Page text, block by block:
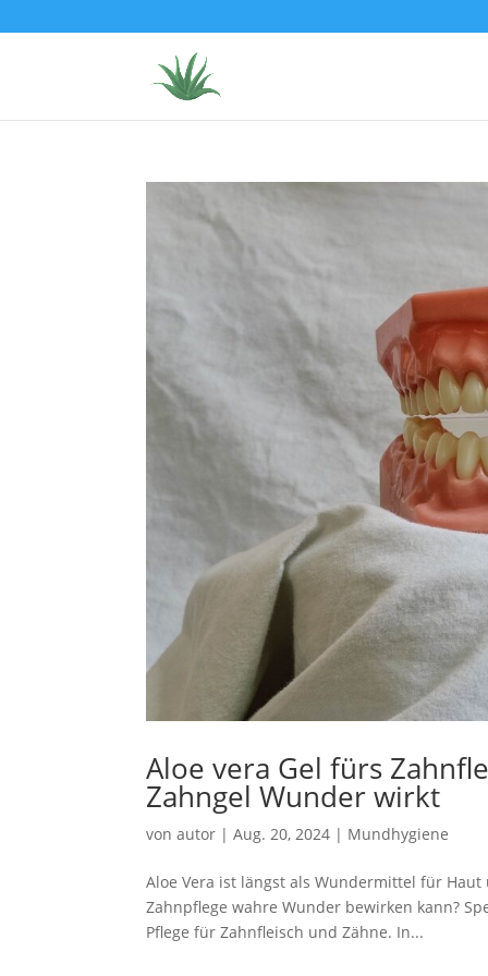
Aloe vera Gel fürs
Zahngel Wunder wirkt
vonautor |Aug. 20, 2024 | Mundhygiene
Aloe Vera ist längst als Wundermittel für
Zahnpflege wahre Wunder bewirken kann?
Pflege für Zahnfleisch und Zähne. In...